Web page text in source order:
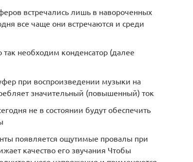
встречались лишь в навороченных
все чаще они встречаются и среди
необходим конденсатор (далее
при воспроизведении музыки на
значительный (повышенный) ток
не в состоянии будут обеспечить
появляется ощутимые провалы при
качество его звучания Чтобы